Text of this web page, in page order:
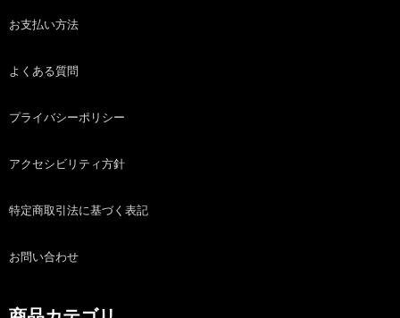
お支払い方法
よくある質問
プライバシーポリシー
アクセシビリティ方針
特定商取引法に基づく表記
お問い合わせ